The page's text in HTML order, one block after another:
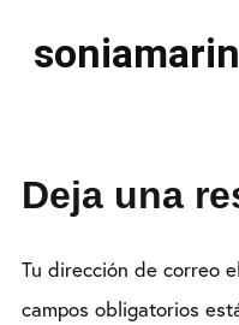
Deja una
Tu dirección de correo
campos obligatorios